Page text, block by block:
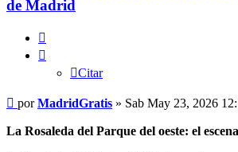
de Madrid
Citar
Mensaje
porMadridGratis » Sab May 23, 2026
La Rosaleda del Parque del oeste: el